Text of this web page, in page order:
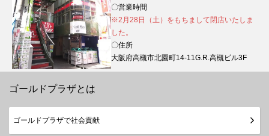
〇営業時間
※2月28日（土）をもちまして閉店いたしま
した。
〇住所
大阪府高槻市北園町14-11G.R.高槻ビル3F
ゴールドプラザとは
ゴールドプラザで社会貢献